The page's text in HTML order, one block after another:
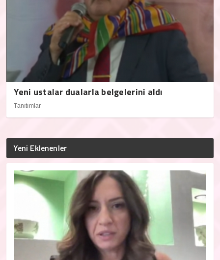
Yeni ustalar dualarla belgelerini aldı
Tanıtımlar
Yeni Eklenenler